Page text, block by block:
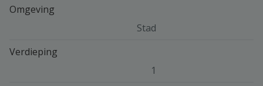
Omgeving
Stad
Verdieping
1